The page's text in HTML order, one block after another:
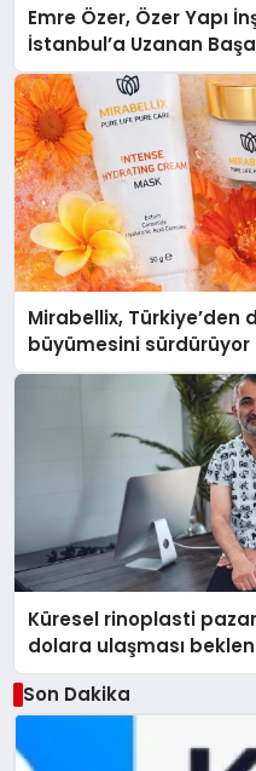
Emre Özer, Özer Yapı
İstanbul’a Uzanan
Mirabellix,
büyümesini sürdürüyor
Küresel rinoplasti
dolara ulaşması
Son Dakika